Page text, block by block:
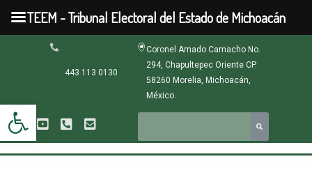
Abrir barra de herramientas
contenido
443 113 0130
Coronel Amado Camacho No.
294, Chapultepec Oriente CP.
58260 Morelia, Michoacán,
México.
TEEM - Tribunal Electoral del Estado de Michoacán